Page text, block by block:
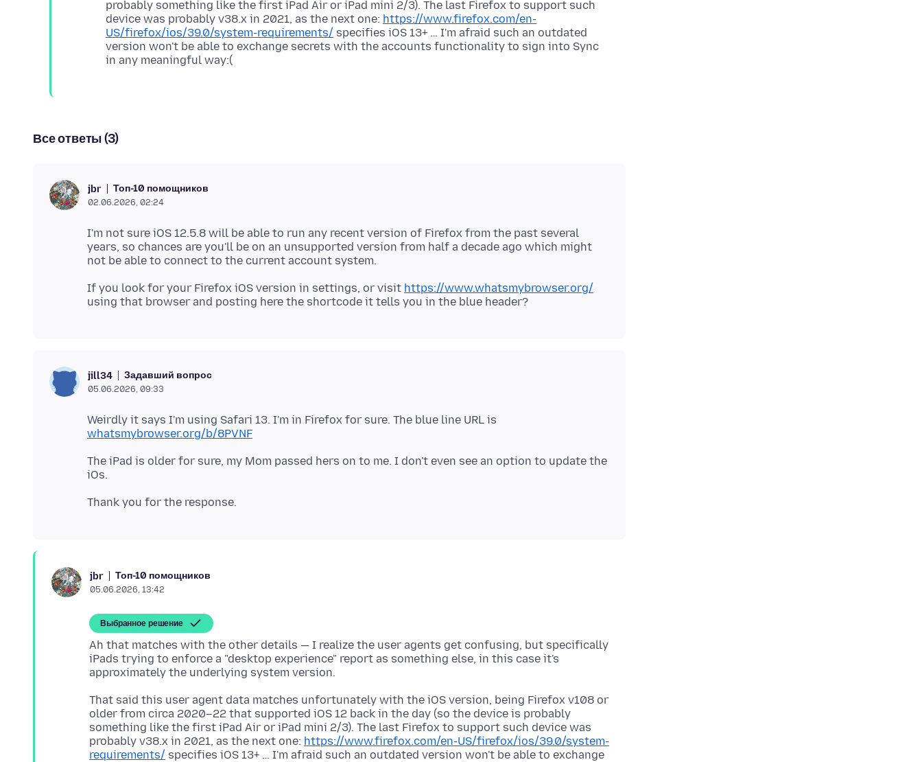
probably something like the first iPad Air or iPad mini 2/3). The last Firefox to support such
device was probably v38.x in 2021, as the next one: https://www.firefox.com/en-
US/firefox/ios/39.0/system-requirements/ specifies iOS 13+ … I'm afraid such an outdated
version won't be able to exchange secrets with the accounts functionality to sign into Sync
Все ответы (3)
jbr Топ-10 помощников
02.06.2026, 02:24
I'm not sure iOS 12.5.8 will be able to run any recent version of Firefox from the past several
years, so chances are you'll be on an unsupported version from half a decade ago which might
If you look for your Firefox iOS version in settings, or visit https://www.whatsmybrowser.org/
jill34 Задавший вопрос
05.06.2026, 09:33
Weirdly it says I'm using Safari 13. I'm in Firefox for sure. The blue line URL is
whatsmybrowser.org/b/8PVNF
The iPad is older for sure, my Mom passed hers on to me. I don't even see an option to update the
jbr Топ-10 помощников
05.06.2026, 13:42
Выбранное решение
Ah that matches with the other details — I realize the user agents get confusing, but specifically
iPads trying to enforce a "desktop experience" report as something else, in this case it's
That said this user agent data matches unfortunately with the iOS version, being Firefox v108 or
older from circa 2020–22 that supported iOS 12 back in the day (so the device is probably
something like the first iPad Air or iPad mini 2/3). The last Firefox to support such device was
probably v38.x in 2021, as the next one: https://www.firefox.com/en-US/firefox/ios/39.0/system-
requirements/ specifies iOS 13+ … I'm afraid such an outdated version won't be able to exchange